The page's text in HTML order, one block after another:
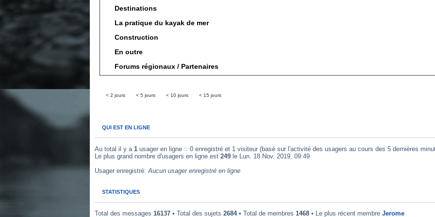
Destinations
La pratique du kayak de mer
Construction
En outre
Forums régionaux / Partenaires
< 2 jours < 5 jours < 10 jours < 15 jours
QUI EST EN LIGNE
Au total il y a 1usager en ligne :: 0 enregistré et 1 visiteur (basé sur l'activité des usagers au cours des 5 dernières
Le plus grand nombre d'usagers en ligne est 249le Lun. 18 Nov. 2019, 09:49
Usager enregistré:Aucun usager enregistré en ligne
STATISTIQUES
Total des messages 16137• Total des sujets 2684• Total de membres 1468• Le plus récent membre Jerome